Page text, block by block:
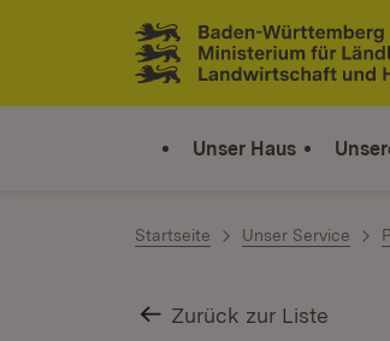
Zum Inhalt springen
Link zur Startseite
Unser Haus
Startseite Unser Service
Zurück zur Liste